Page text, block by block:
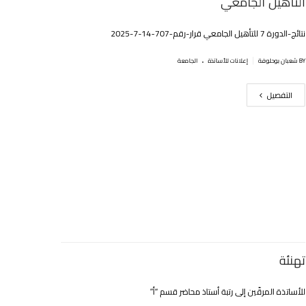
نتائج-الدورة 7 للتأهيل الجامعي قرار-رقم-707-14-7-2025
BY شعبان بوحلوفة إعلانات للأساتذة . الجامعة
التفصيل
تهنئة
للأساتذة المرقّين إلى رتبة أستاذ محاضر قسم “أ”